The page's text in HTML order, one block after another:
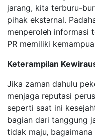
jarang, kita terburu-
pihak eksternal.
menperoleh informasi
PR memiliki
Keterampilan
Jika zaman dahulu
menjaga reputasi
seperti saat ini
bagian dari tanggung
tidak maju, bagaimana